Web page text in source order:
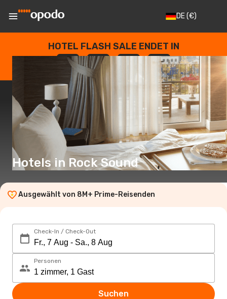
DE(€)
HOTEL FLASH SALE ENDET IN
--
TAGE
: --
STUNDEN
: --
SEKUNDEN
Hotels in Rock Sound
Ausgewählt von 8M+ Prime-Reisenden
Check-In / Check-Out
Personen
Suchen